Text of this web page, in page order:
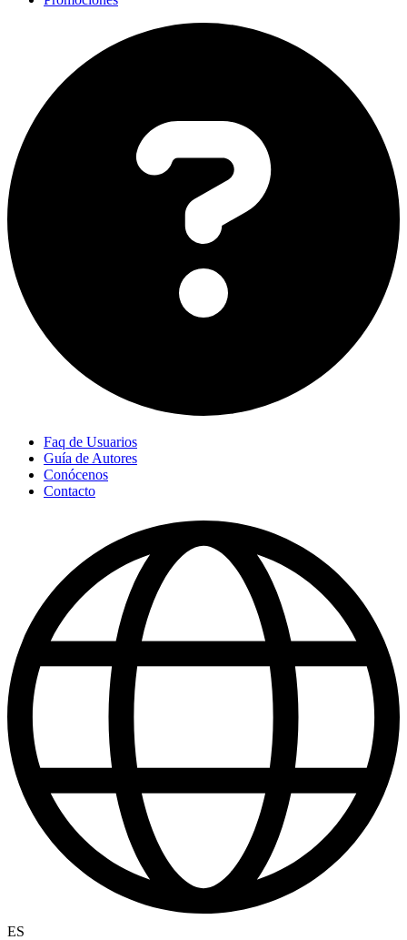
Faq de Usuarios
Guía de Autores
Conócenos
Contacto
ES